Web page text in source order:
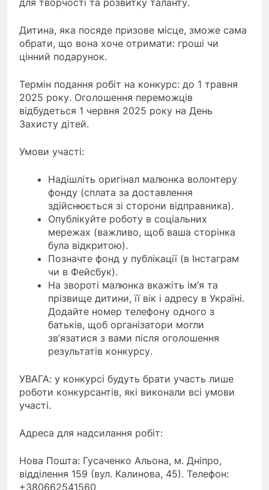
Дитина, яка посяде призове місце, зможе сама
обрати, що вона хоче отримати: гроші чи
цінний подарунок.
Термін подання робіт на конкурс: до 1 травня
2025 року. Оголошення переможців
відбудеться 1 червня 2025 року на День
Захисту дітей.
Умови участі:
Надішліть оригінал малюнка волонтеру
фонду (сплата за доставлення
здійснюється зі сторони відправника).
Опублікуйте роботу в соціальних
мережах (важливо, щоб ваша сторінка
була відкритою).
Позначте фонд у публікації (в Інстаграм
чи в Фейсбук).
На звороті малюнка вкажіть ім’я та
прізвище дитини, її вік і адресу в Україні.
Додайте номер телефону одного з
батьків, щоб організатори могли
зв’язатися з вами після оголошення
результатів конкурсу.
УВАГА: у конкурсі будуть брати участь лише
роботи конкурсантів, які виконали всі умови
участі.
Адреса для надсилання робіт:
Нова Пошта: Гусаченко Альона, м. Дніпро,
відділення 159 (вул. Калинова, 45). Телефон:
+380662541560